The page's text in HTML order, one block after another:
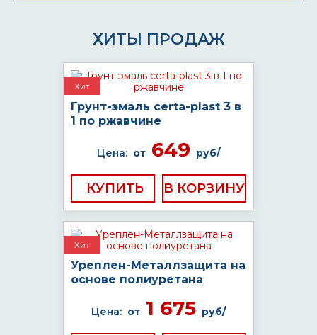
ХИТЫ ПРОДАЖ
Хит
Грунт-эмаль certa-plast 3 в
1 по ржавчине
Цена: от 649 руб/
КУПИТЬ
Хит
Уреплен-Металлзащита на
основе полиуретана
Цена: от 1 675 руб/